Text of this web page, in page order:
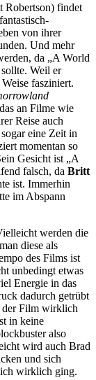
Robertson) findet
von ihrer
Und mehr
da „A World
Weil er
fasziniert.
an Filme wie
Reise auch
eine Zeit in
momentan so
Gesicht ist „A
falsch, da Britt
ist. Immerhin
im Abspann
werden die
diese als
des Films ist
unbedingt etwas
Energie in das
dadurch getrübt
der Film wirklich
in keine
also
wird auch Brad
und sich
wirklich ging.